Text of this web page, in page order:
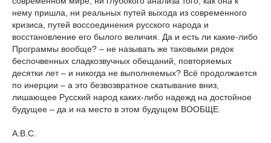
нему пришла, ни реальных путей выхода из современного
кризиса, путей воссоединения русского народа и
восстановление его былого величия. Да и есть ли какие-либо
Программы вообще? – не называть же таковыми рядок
беспочвенных сладкозвучных обещаний, повторяемых
десятки лет – и никогда не выполняемых? Всё продолжается
по инерции – а это безвозвратное скатывание вниз,
лишающее Русский народ каких-либо надежд на достойное
будущее – да и на место в этом будущем ВООБЩЕ.
А.В.С.